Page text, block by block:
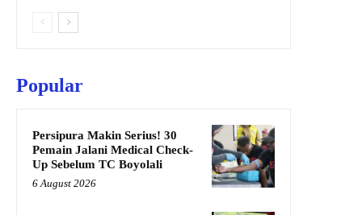
Popular
Persipura Makin Serius! 30
Pemain Jalani Medical Check-
Up Sebelum TC Boyolali
6 August 2026